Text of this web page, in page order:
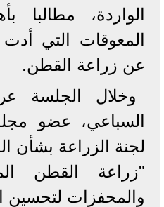
الواردة، مطالبا
المعوقات التي
عن زراعة القطن.
وخلال الجلسة
السباعي، عضو
لجنة الزراعة بشأن
"زراعة القطن
والمحفزات لتحسين